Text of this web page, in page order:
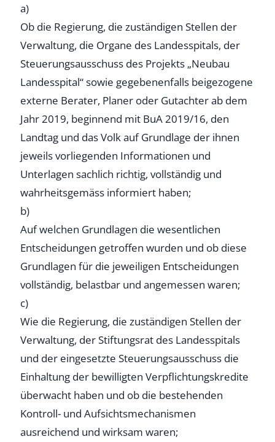
a)
Ob die Regierung, die zuständigen Stellen der
Verwaltung, die Organe des Landesspitals, der
Steuerungsausschuss des Projekts „Neubau
Landesspital“ sowie gegebenenfalls beigezogene
externe Berater, Planer oder Gutachter ab dem
Jahr 2019, beginnend mit BuA 2019/16, den
Landtag und das Volk auf Grundlage der ihnen
jeweils vorliegenden Informationen und
Unterlagen sachlich richtig, vollständig und
wahrheitsgemäss informiert haben;
b)
Auf welchen Grundlagen die wesentlichen
Entscheidungen getroffen wurden und ob diese
Grundlagen für die jeweiligen Entscheidungen
vollständig, belastbar und angemessen waren;
c)
Wie die Regierung, die zuständigen Stellen der
Verwaltung, der Stiftungsrat des Landesspitals
und der eingesetzte Steuerungsausschuss die
Einhaltung der bewilligten Verpflichtungskredite
überwacht haben und ob die bestehenden
Kontroll- und Aufsichtsmechanismen
ausreichend und wirksam waren;